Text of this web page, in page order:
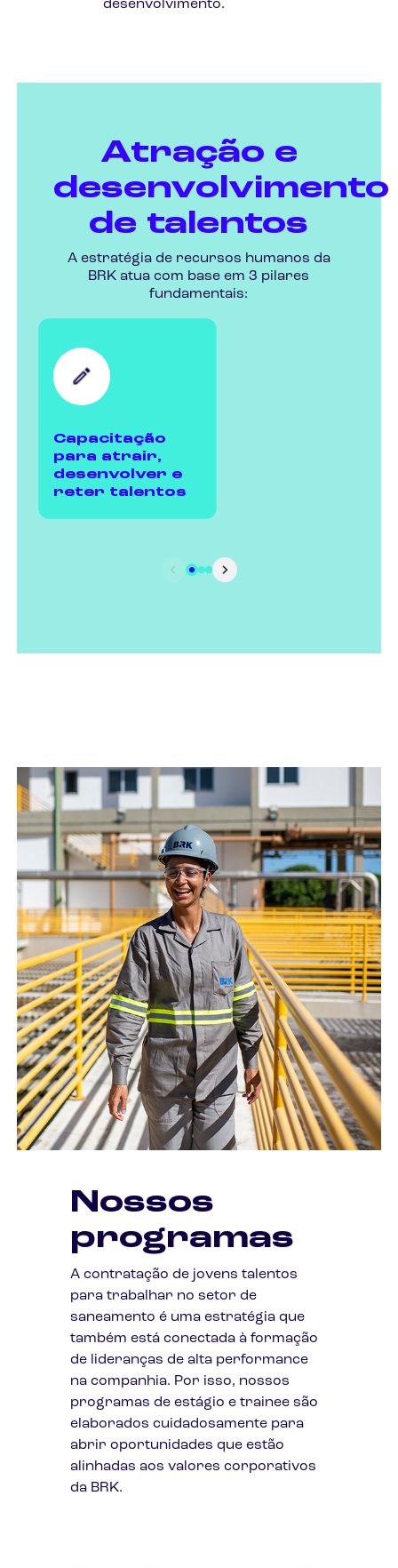
desenvolvimento.
Atração e
desenvolvimento
de talentos
A estratégia de recursos humanos da
BRK atua com base em 3 pilares
fundamentais:
Capacitação
para atrair,
desenvolver e
reter talentos
Nossos
programas
A contratação de jovens talentos
para trabalhar no setor de
saneamento é uma estratégia que
também está conectada à formação
de lideranças de alta performance
na companhia. Por isso, nossos
programas de estágio e trainee são
elaborados cuidadosamente para
abrir oportunidades que estão
alinhadas aos valores corporativos
da BRK.